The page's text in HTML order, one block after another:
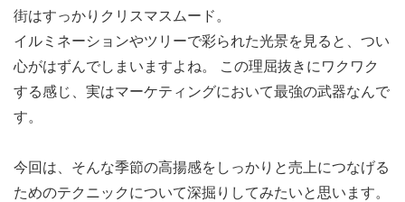
街はすっかりクリスマスムード。
イルミネーションやツリーで彩られた光景を見ると、つい
心がはずんでしまいますよね。 この理屈抜きにワクワク
する感じ、実はマーケティングにおいて最強の武器なんで
す。
今回は、そんな季節の高揚感をしっかりと売上につなげる
ためのテクニック について深掘りしてみたいと思います。